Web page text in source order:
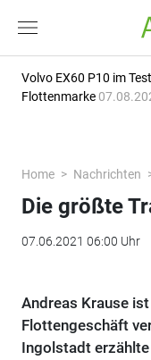
Volvo EX60 P10 im
Flottenmarke
Home Nachrichten
Die größte
07.06.2021 06:00 Uhr
Andreas Krause
Flottengeschäft
Ingolstadt